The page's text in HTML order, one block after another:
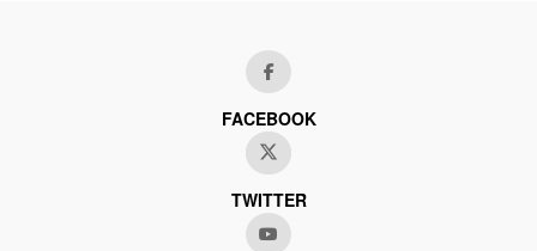
FACEBOOK
TWITTER